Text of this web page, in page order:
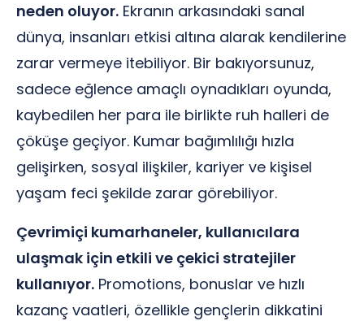
neden oluyor. Ekranın arkasındaki sanal
dünya, insanları etkisi altına alarak kendilerine
zarar vermeye itebiliyor. Bir bakıyorsunuz,
sadece eğlence amaçlı oynadıkları oyunda,
kaybedilen her para ile birlikte ruh halleri de
çöküşe geçiyor. Kumar bağımlılığı hızla
gelişirken, sosyal ilişkiler, kariyer ve kişisel
yaşam feci şekilde zarar görebiliyor.
Çevrimiçi kumarhaneler, kullanıcılara
ulaşmak için etkili ve çekici stratejiler
kullanıyor. Promotions, bonuslar ve hızlı
kazanç vaatleri, özellikle gençlerin dikkatini